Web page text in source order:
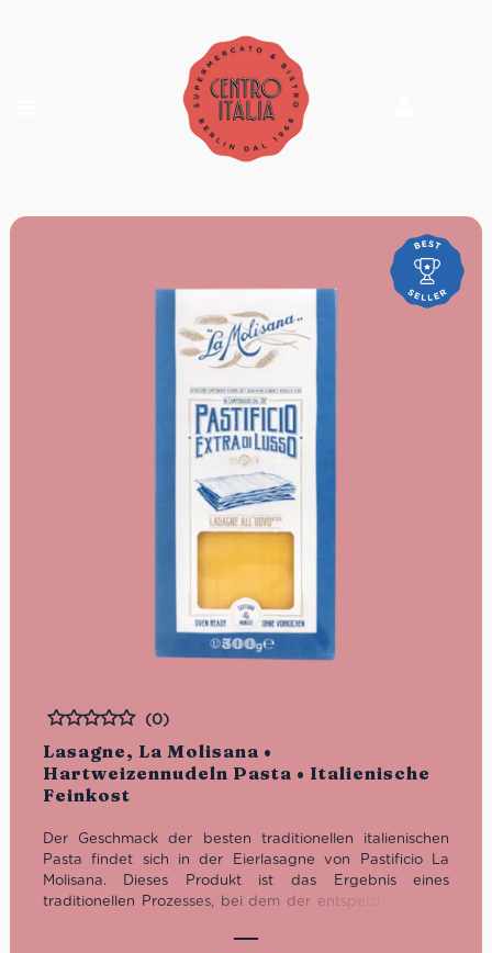
Lasagne, La Molisana •
Hartweizennudeln Pasta • Italienische
Feinkost
Bewertet
(0)
Der Geschmack der besten traditionellen italienischen
Pasta findet sich in der Eierlasagne von Pastificio La
Molisana. Dieses Produkt ist das Ergebnis eines
traditionellen Prozesses, bei dem der entspelzte Weizen
Jedes weiche Nudelblatt ist das Ergebnis eines